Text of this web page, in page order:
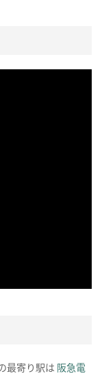
最寄り駅は 阪急電